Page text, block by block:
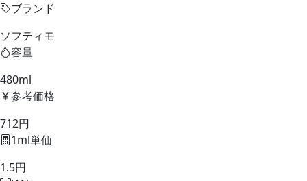
ブランド
ソフティモ
容量
480ml
参考価格
712円
1ml単価
1.5円